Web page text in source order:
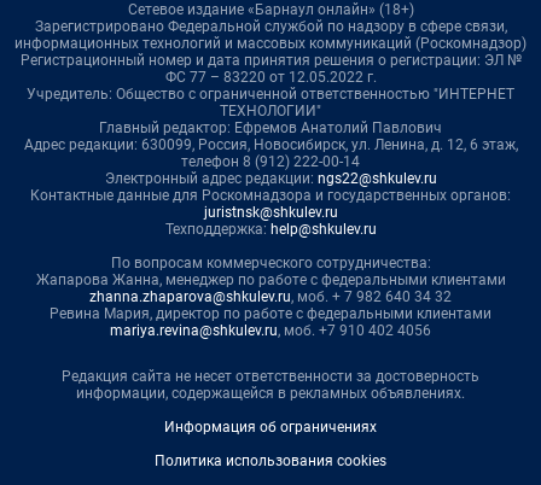
Сетевое издание «Барнаул онлайн» (18+)
Зарегистрировано Федеральной службой по надзору в сфере связи,
информационных технологий и массовых коммуникаций (Роскомнадзор)
Регистрационный номер и дата принятия решения о регистрации: ЭЛ №
ФС 77 – 83220 от 12.05.2022 г.
Учредитель: Общество с ограниченной ответственностью "ИНТЕРНЕТ
ТЕХНОЛОГИИ"
Главный редактор: Ефремов Анатолий Павлович
Адрес редакции: 630099, Россия, Новосибирск, ул. Ленина, д. 12, 6 этаж,
телефон 8 (912) 222-00-14
Электронный адрес редакции: ngs22@shkulev.ru
Контактные данные для Роскомнадзора и государственных органов:
juristnsk@shkulev.ru
Техподдержка: help@shkulev.ru
По вопросам коммерческого сотрудничества:
Жапарова Жанна, менеджер по работе с федеральными клиентами
zhanna.zhaparova@shkulev.ru, моб. + 7 982 640 34 32
Ревина Мария, директор по работе с федеральными клиентами
mariya.revina@shkulev.ru, моб. +7 910 402 4056
Редакция сайта не несет ответственности за достоверность
информации, содержащейся в рекламных объявлениях.
Информация об ограничениях
Политика использования cookies